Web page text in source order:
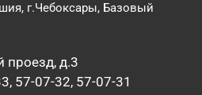
г.Чебоксары, Базовый
проезд, д.3
57-07-32, 57-07-31